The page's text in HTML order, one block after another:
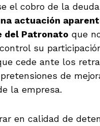
el cobro de la
actuación
del Patronato que
su
cede ante los
de
la empresa.
en calidad de